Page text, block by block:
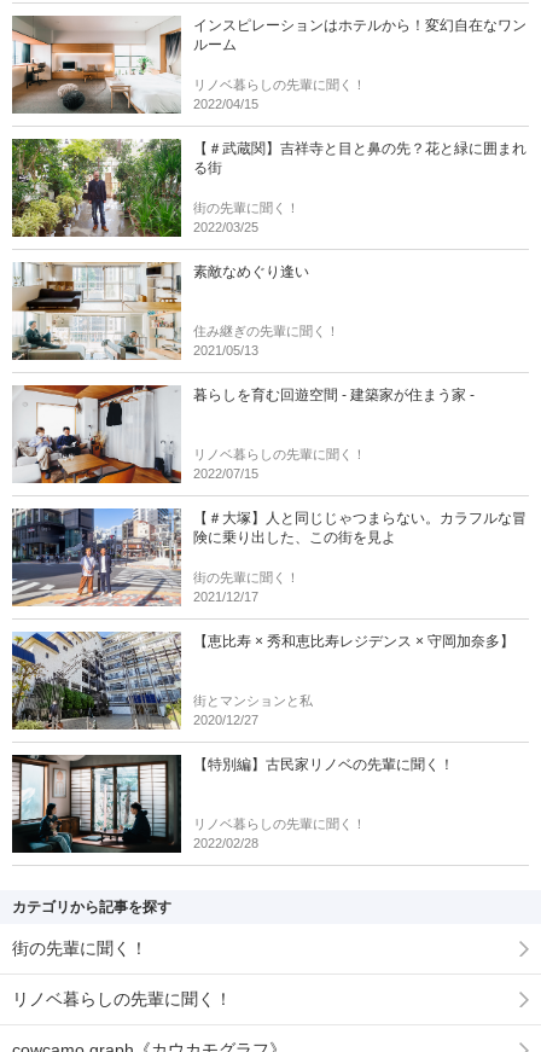
インスピレーションはホテルから！変幻自在なワン
ルーム
リノベ暮らしの先輩に聞く！
2022/04/15
【＃武蔵関】吉祥寺と目と鼻の先？花と緑に囲まれ
る街
街の先輩に聞く！
2022/03/25
素敵なめぐり逢い
住み継ぎの先輩に聞く！
2021/05/13
暮らしを育む回遊空間 - 建築家が住まう家 -
リノベ暮らしの先輩に聞く！
2022/07/15
【＃大塚】人と同じじゃつまらない。カラフルな冒
険に乗り出した、この街を見よ
街の先輩に聞く！
2021/12/17
【恵比寿 × 秀和恵比寿レジデンス × 守岡加奈多】
街とマンションと私
2020/12/27
【特別編】古民家リノベの先輩に聞く！
リノベ暮らしの先輩に聞く！
2022/02/28
カテゴリから記事を探す
街の先輩に聞く！
リノベ暮らしの先輩に聞く！